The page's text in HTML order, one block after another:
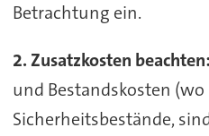
Betrachtung ein.
2. Zusatzkosten beachten:
und Bestandskosten (wo
Sicherheitsbestände,